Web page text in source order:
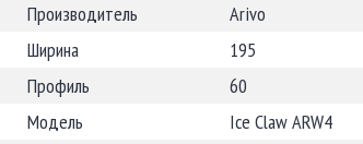
Производитель
Arivo
Ширина
195
Профиль
60
Модель
Ice Claw ARW4